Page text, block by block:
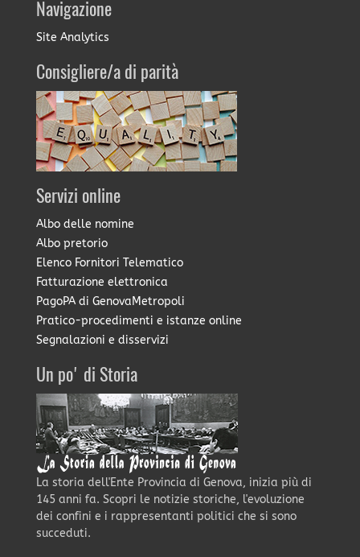
Navigazione
Site Analytics
Consigliere/a di parità
Servizi online
Albo delle nomine
Albo pretorio
Elenco Fornitori Telematico
Fatturazione elettronica
PagoPA di GenovaMetropoli
Pratico-procedimenti e istanze online
Segnalazioni e disservizi
Un po' di Storia
La storia dell'Ente Provincia di Genova, inizia più di
145 anni fa. Scopri le notizie storiche, l'evoluzione
dei confini e i rappresentanti politici che si sono
succeduti.